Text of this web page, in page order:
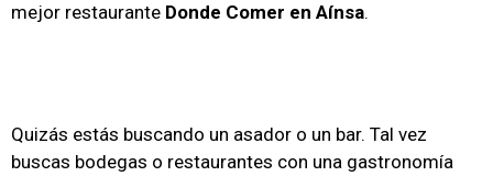
mejor restaurante Donde Comer en Aínsa.
Quizás estás buscando un asador o un bar. Tal vez
buscas bodegas o restaurantes con una gastronomía